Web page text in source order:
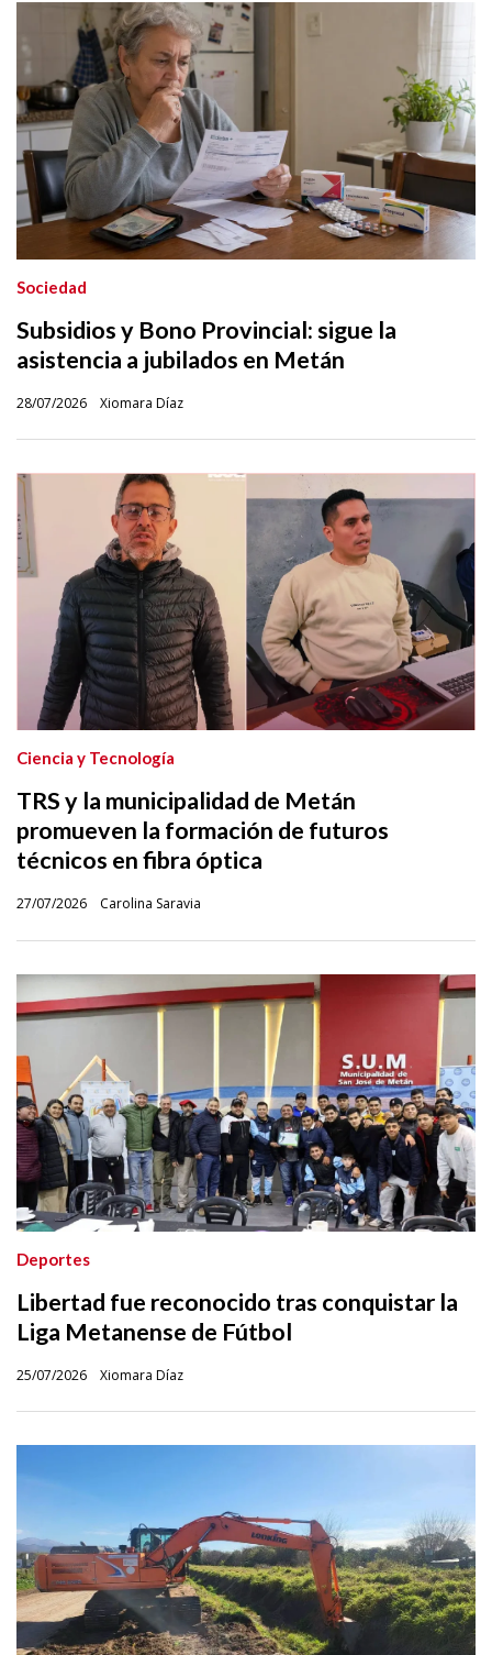
Subsidios y Bono Provincial: sigue la
asistencia a jubilados en Metán
Xiomara Díaz
Sociedad
28/07/2026
TRS y la municipalidad de Metán
promueven la formación de futuros
técnicos en fibra óptica
Carolina Saravia
Ciencia y Tecnología
27/07/2026
Libertad fue reconocido tras conquistar la
Liga Metanense de Fútbol
Xiomara Díaz
Deportes
25/07/2026